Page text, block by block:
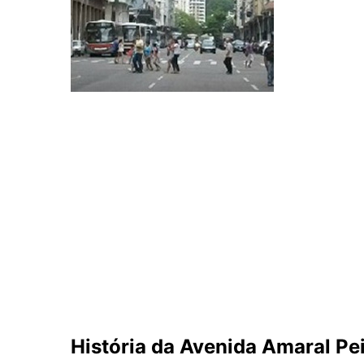
História da Avenida Amaral